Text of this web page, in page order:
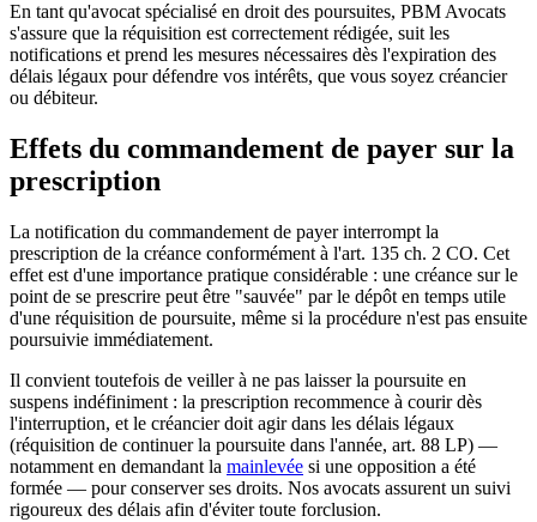
En tant qu'avocat spécialisé en droit des poursuites, PBM Avocats
s'assure que la réquisition est correctement rédigée, suit les
notifications et prend les mesures nécessaires dès l'expiration des
délais légaux pour défendre vos intérêts, que vous soyez créancier
ou débiteur.
Effets du commandement de payer sur la
prescription
La notification du commandement de payer interrompt la
prescription de la créance conformément à l'art. 135 ch. 2 CO. Cet
effet est d'une importance pratique considérable : une créance sur le
point de se prescrire peut être "sauvée" par le dépôt en temps utile
d'une réquisition de poursuite, même si la procédure n'est pas ensuite
poursuivie immédiatement.
Il convient toutefois de veiller à ne pas laisser la poursuite en
suspens indéfiniment : la prescription recommence à courir dès
l'interruption, et le créancier doit agir dans les délais légaux
(réquisition de continuer la poursuite dans l'année, art. 88 LP) —
notamment en demandant la mainlevée si une opposition a été
formée — pour conserver ses droits. Nos avocats assurent un suivi
rigoureux des délais afin d'éviter toute forclusion.